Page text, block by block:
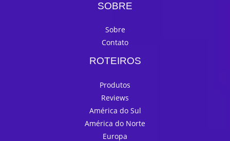
SOBRE
Sobre
Contato
ROTEIROS
Produtos
Reviews
América do Sul
América do Norte
Europa